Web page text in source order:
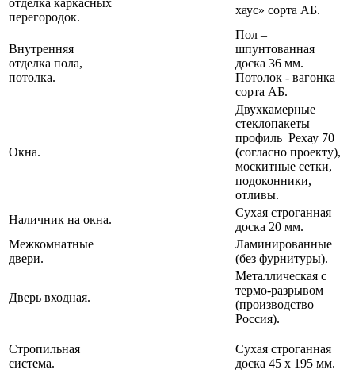
отделка каркасных
перегородок.
хаус» сорта АБ.
Внутренняя
отделка пола,
потолка.
Пол –
шпунтованная
доска 36 мм.
Потолок - вагонка
сорта АБ.
Окна.
Двухкамерные
стеклопакеты
профиль Рехау 70
(согласно проекту),
москитные сетки,
подоконники,
отливы.
Наличник на окна.
Сухая строганная
доска 20 мм.
Межкомнатные
двери.
Ламинированные
(без фурнитуры).
Дверь входная.
Металлическая с
термо-разрывом
(производство
Россия).
Стропильная
система.
Сухая строганная
доска 45 х 195 мм.